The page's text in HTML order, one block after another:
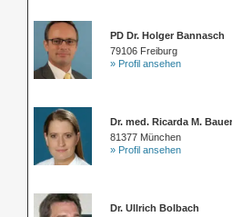
PD Dr. Holger Bannasch
79106 Freiburg
» Profil ansehen
Dr. med. Ricarda M. Bauer
81377 München
» Profil ansehen
Dr. Ullrich Bolbach